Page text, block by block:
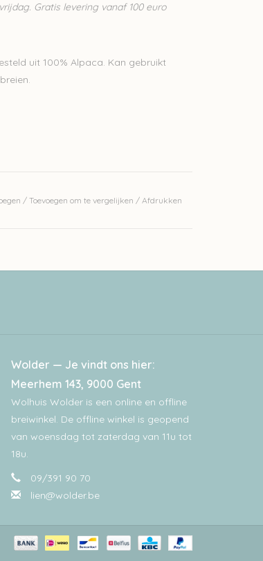
Gratis levering vanaf 100 euro
uit 100% Alpaca. Kan gebruikt
/ Toevoegen om te vergelijken / Afdrukken
Wolder — Je vindt ons hier:
Meerhem 143, 9000 Gent
Wolhuis Wolder is een online en offline
breiwinkel. De offline winkel is geopend
van woensdag tot zaterdag van 11u tot
18u.
09/391 90 70
lien@wolder.be